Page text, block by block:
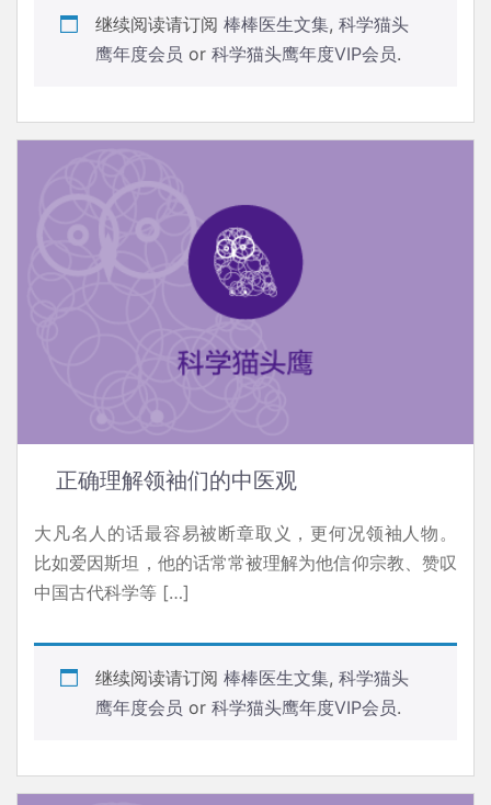
继续阅读请订阅 棒棒医生文集, 科学猫头
鹰年度会员 or 科学猫头鹰年度VIP会员.
正确理解领袖们的中医观
大凡名人的话最容易被断章取义，更何况领袖人物。
比如爱因斯坦，他的话常常被理解为他信仰宗教、赞叹
中国古代科学等 […]
继续阅读请订阅 棒棒医生文集, 科学猫头
鹰年度会员 or 科学猫头鹰年度VIP会员.